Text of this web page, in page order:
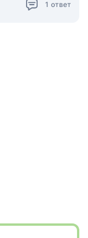
1 ответ